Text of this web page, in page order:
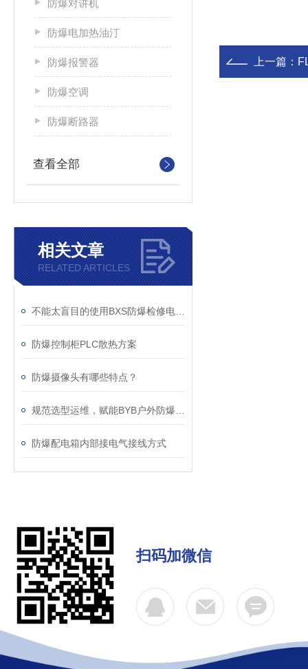
防爆对讲机
防爆电加热油汀
防爆报警器
防爆空调
防爆断路器
查看全部
相关文章
RELATED ARTICLES
防爆控制柜PLC散热方案
防爆摄像头有哪些特点？
防爆配电箱内部接电气接线方式
上一篇：
扫码加微信